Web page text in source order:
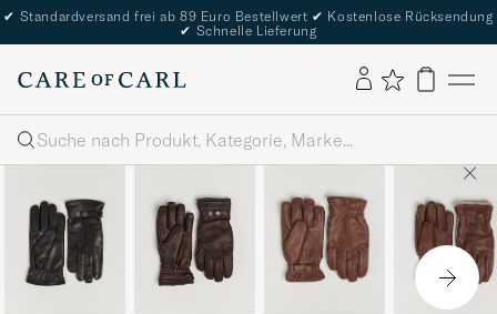
✔ Standardversand frei ab 89 Euro Bestellwert ✔ Kostenlose Rücksendung
✔ Schnelle Lieferung
Suche